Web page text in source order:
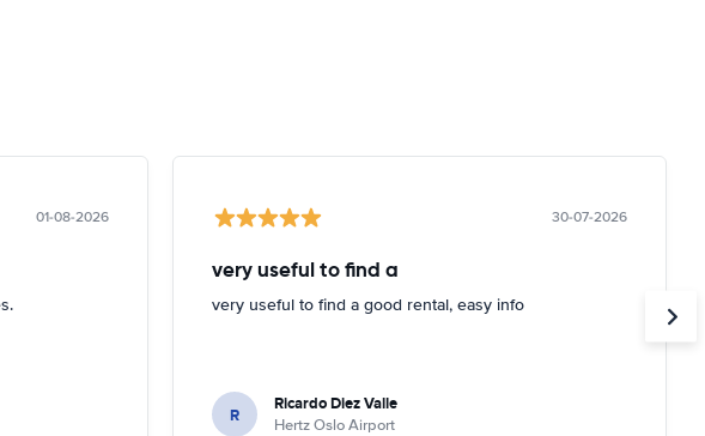
01-08-2026 30-07-2026
very useful to find a
very useful to find a good rental, easy info
R Ricardo Diez Valle
Hertz Oslo Airport